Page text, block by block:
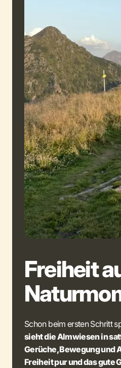
Freiheit
Schon beim ersten Schritt
sieht die Almwiesen in
Gerüche, Bewegung und
Freiheit pur und das gute